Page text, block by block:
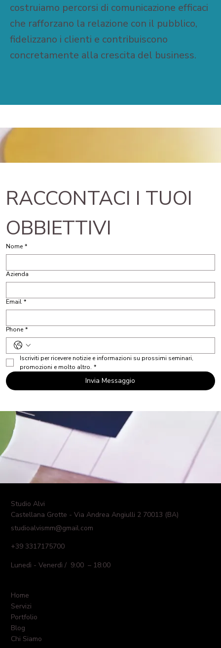
costruiamo percorsi di comunicazione efficaci
che rafforzano la relazione con il pubblico,
fidelizzano i clienti e contribuiscono
concretamente alla crescita del business.
RACCONTACI I TUOI
OBBIETTIVI
Nome *
Azienda
Email *
Phone *
Iscriviti per ricevere notizie e informazioni su prossimi seminari,
promozioni e molto altro. *
Invia Messaggio
Studio Alvi
Castellana Grotte - Via Andrea Angiulli 2 70013 (BA)
studioalvismm@gmail.com
+39 3317175700
Lunedì - Venerdì / 9:00 – 18:00
Home
Servizi
Portfolio
Blog
Chi Siamo